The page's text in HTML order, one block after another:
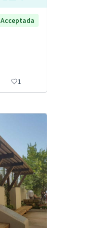
Acceptada
1